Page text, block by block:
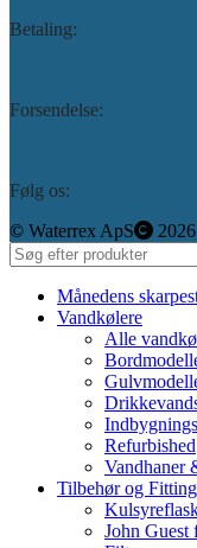
Betaling:
Forsendelse:
Følg os:
©️ Waterrex ApS 2026
Månedens
Vandkølere
Alle
Refurbished
Vandhaner
Tilbehør og
John Guest